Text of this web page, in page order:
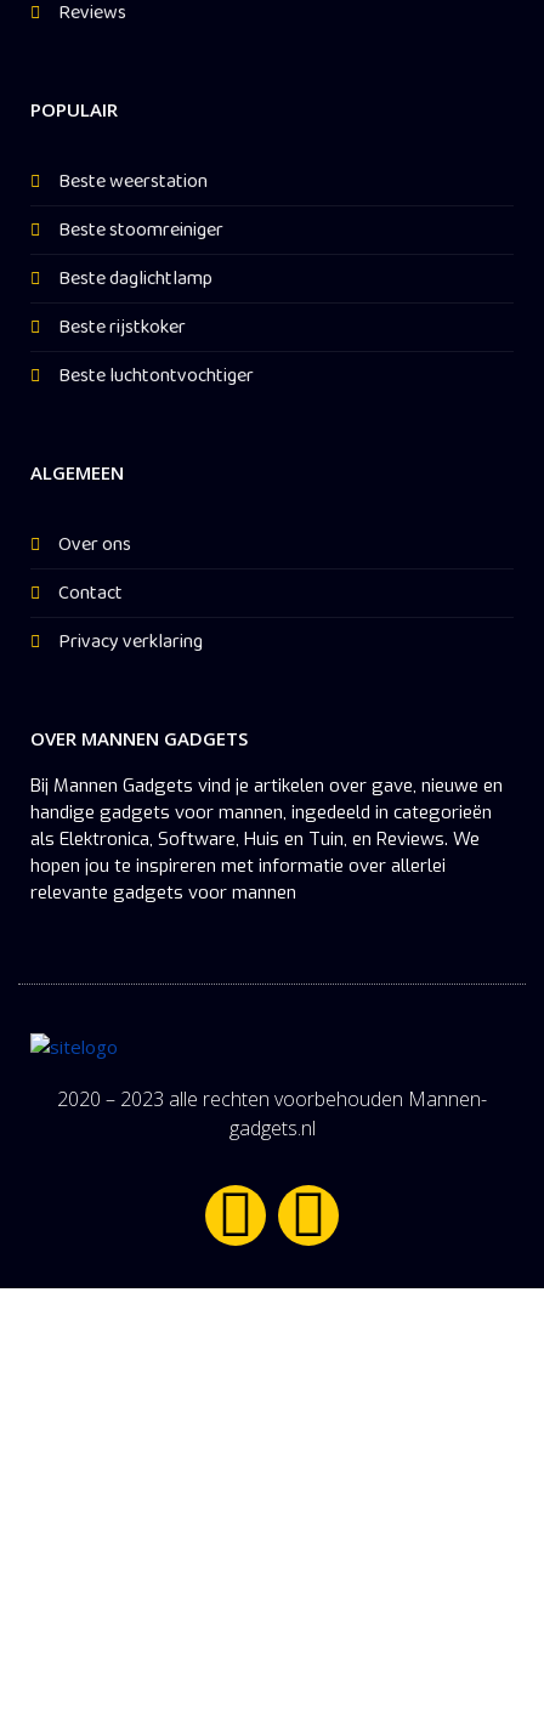
Reviews
POPULAIR
Beste weerstation
Beste stoomreiniger
Beste daglichtlamp
Beste rijstkoker
Beste luchtontvochtiger
ALGEMEEN
Over ons
Contact
Privacy verklaring
OVER MANNEN GADGETS
Bij Mannen Gadgets vind je artikelen over gave, nieuwe en
handige gadgets voor mannen, ingedeeld in categorieën
als Elektronica, Software, Huis en Tuin, en Reviews. We
hopen jou te inspireren met informatie over allerlei
relevante gadgets voor mannen
2020 – 2023 alle rechten voorbehouden Mannen-
gadgets.nl